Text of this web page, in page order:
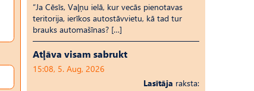
“Ja Cēsīs, Vaļņu ielā, kur vecās pienotavas
teritorija, ierīkos autostāvvietu, kā tad tur
brauks automašīnas? […]
Atļāva visam sabrukt
15:08, 5. Aug, 2026
Lasītāja raksta: